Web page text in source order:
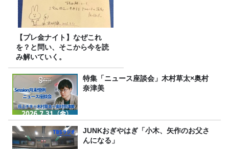
【プレ金ナイト】なぜこれ
を？と問い、そこから今を読
み解いていく。
特集「ニュース座談会」木村草太×奥村
奈津美
JUNKおぎやはぎ「小木、矢作のお父さ
んになる」